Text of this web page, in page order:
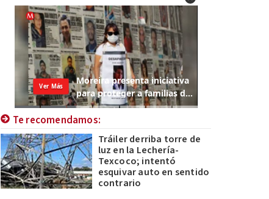
Te recomendamos:
Tráiler derriba torre de
luz en la Lechería-
Texcoco; intentó
esquivar auto en sentido
contrario